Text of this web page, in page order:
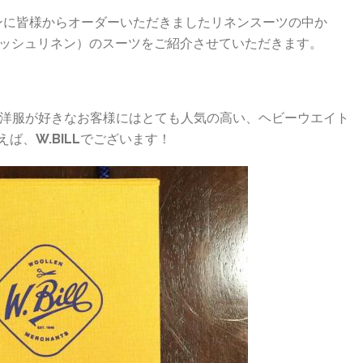
皆様からオーダーいただきましたリネンスーツの中か
シュリネン）のスーツをご紹介させていただきます。
服が好きなお客様にはとても人気の高い、ヘビーウエイト
、 W.BILLでございます！